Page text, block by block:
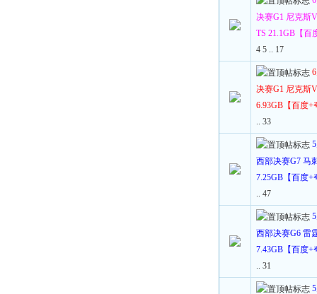
决赛G1 尼克斯
TS 21.1GB【百
4 5 17
决赛G1 尼克斯
6.93GB【百度+
..33
西部决赛G7 马
7.25GB【百度+
..47
西部决赛G6 雷
7.43GB【百度+
..31